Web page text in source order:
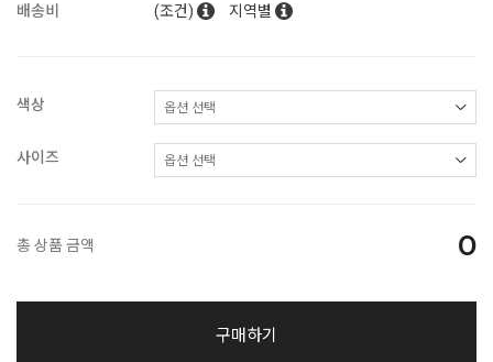
배송비
(조건) 지역별
색상
사이즈
총 상품 금액 0
구매하기